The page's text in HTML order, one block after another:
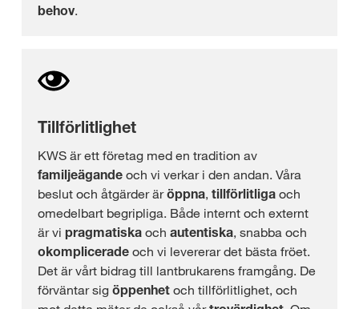
behov.
Tillförlitlighet
KWS är ett företag med en tradition av
familjeägande och vi verkar i den andan. Våra
beslut och åtgärder äröppna, tillförlitliga och
omedelbart begripliga. Både internt och externt
är vi pragmatiska och autentiska, snabba och
okomplicerade och vi levererar det bästa fröet.
Det är vårt bidrag till lantbrukarens framgång. De
förväntar sig öppenhet och tillförlitlighet, och